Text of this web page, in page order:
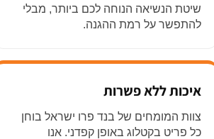
שיטת הנשיאה הנוחה לכם ביותר, מבלי
להתפשר על רמת ההגנה.
איכות ללא פשרות
צוות המומחים של בנד פרו ישראל בוחן
כל פריט בקטלוג באופן קפדני. אנו